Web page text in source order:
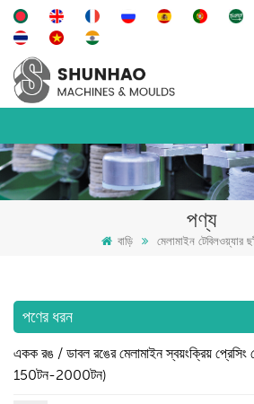
পণ্য
বাড়ি মেলামাইন টেবিলওয়্যার
পণের ধরন
একক রঙ / ডাবল রঙের মেলামাইন স্বয়ংক্রিয় প্রেসিং
150টন-2000টন)